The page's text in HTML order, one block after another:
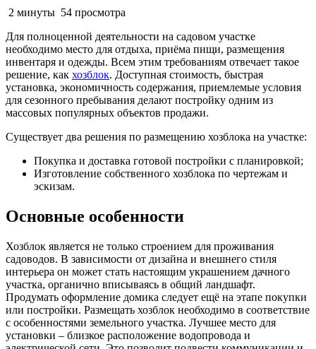
2 минуты 54 просмотра
Для полноценной деятельности на садовом участке
необходимо место для отдыха, приёма пищи, размещения
инвентаря и одежды. Всем этим требованиям отвечает такое
решение, как хозблок. Доступная стоимость, быстрая
установка, экономичность содержания, приемлемые условия
для сезонного пребывания делают постройку одним из
массовых популярных объектов продажи.
Существует два решения по размещению хозблока на участке:
Покупка и доставка готовой постройки с планировкой;
Изготовление собственного хозблока по чертежам и
эскизам.
Основные особенности
Хозблок является не только строением для проживания
садоводов. В зависимости от дизайна и внешнего стиля
интерьера он может стать настоящим украшением дачного
участка, органично вписываясь в общий ландшафт.
Продумать оформление домика следует ещё на этапе покупки
или постройки. Размещать хозблок необходимо в соответствие
с особенностями земельного участка. Лучшее место для
установки – близкое расположение водопровода и